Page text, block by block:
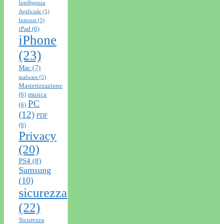
Intelligenza
Artificiale (5)
Internet (5)
iPad (6)
iPhone
(23)
Mac (7)
malware (5)
Masterizzazione
(6) musica
(6) PC
(12) PDF
(6)
Privacy
(20)
PS4 (8)
Samsung
(10)
sicurezza
(22)
Sicurezza